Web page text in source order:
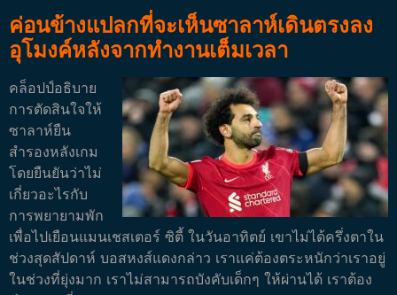
ค่อนข้างแปลกที่จะเห็นซาลาห์เดินตรงลง
อุโมงค์หลังจากทำงานเต็มเวลา
คล็อปป์อธิบาย
การตัดสินใจให้
ซาลาห์ยืน
สำรองหลังเกม
โดยยืนยันว่าไม่
เกี่ยวอะไรกับ
การพยายามพัก
เพื่อไปเยือนแมนเชสเตอร์ ซิตี้ ในวันอาทิตย์ เขาไม่ได้ครึ่งตาใน
ช่วงสุดสัปดาห์ บอสหงส์แดงกล่าว เราแค่ต้องตระหนักว่าเราอยู่
ในช่วงที่ยุ่งมาก เราไม่สามารถบังคับเด็กๆ ให้ผ่านได้ เราต้อง